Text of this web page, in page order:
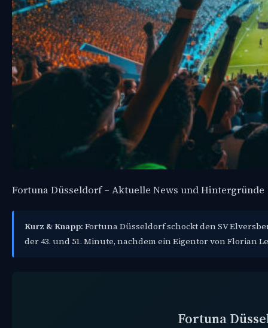
Fortuna Düsseldorf – Aktuelle News und Hintergründe
Kurz & Knapp: Fortuna Düsseldorf schockt den SV
der 43. und 51. Minute, nachdem ein Eigentor von Florian
Fortuna